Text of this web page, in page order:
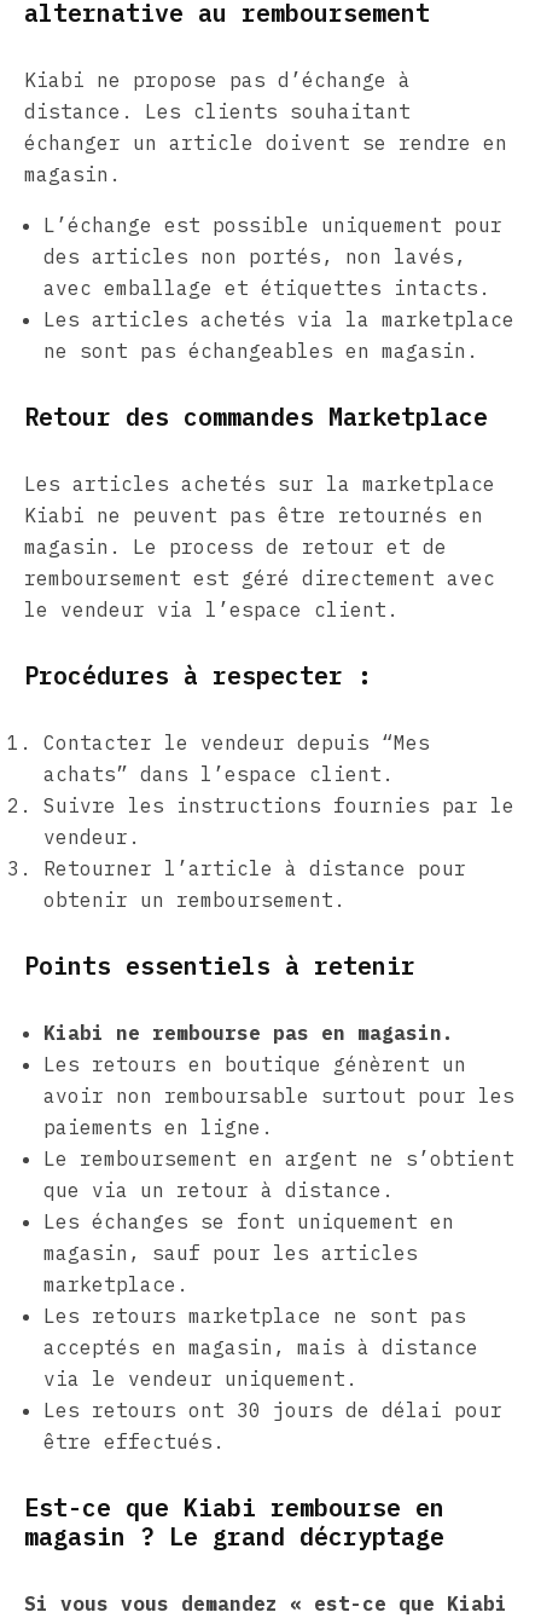
alternative au remboursement
Kiabi ne propose pas d’échange à
distance. Les clients souhaitant
échanger un article doivent se rendre en
magasin.
L’échange est possible uniquement pour
des articles non portés, non lavés,
avec emballage et étiquettes intacts.
Les articles achetés via la marketplace
ne sont pas échangeables en magasin.
Retour des commandes Marketplace
Les articles achetés sur la marketplace
Kiabi ne peuvent pas être retournés en
magasin. Le process de retour et de
remboursement est géré directement avec
le vendeur via l’espace client.
Procédures à respecter :
Contacter le vendeur depuis “Mes
achats” dans l’espace client.
Suivre les instructions fournies par le
vendeur.
Retourner l’article à distance pour
obtenir un remboursement.
Points essentiels à retenir
Kiabi ne rembourse pas en magasin.
Les retours en boutique génèrent un
avoir non remboursable surtout pour les
paiements en ligne.
Le remboursement en argent ne s’obtient
que via un retour à distance.
Les échanges se font uniquement en
magasin, sauf pour les articles
marketplace.
Les retours marketplace ne sont pas
acceptés en magasin, mais à distance
via le vendeur uniquement.
Les retours ont 30 jours de délai pour
être effectués.
Est-ce que Kiabi rembourse en
magasin ? Le grand décryptage
Si vous vous demandez « est-ce que Kiabi